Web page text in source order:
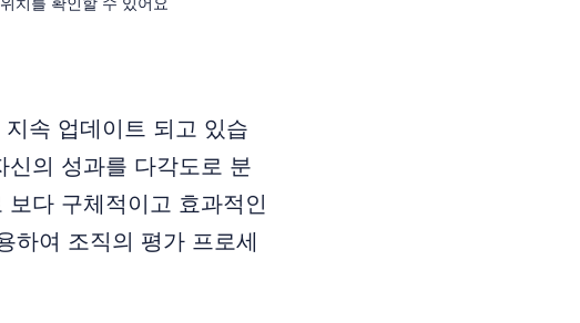
속 업데이트 되고 있습
의 성과를 다각도로 분
다 구체적이고 효과적인
하여 조직의 평가 프로세